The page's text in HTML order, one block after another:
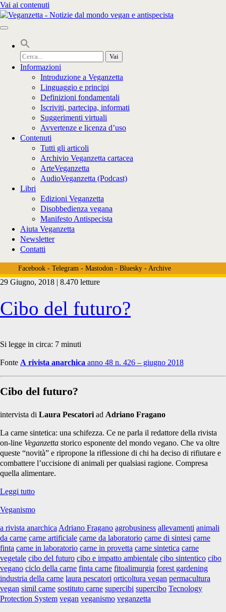
Vai ai contenuti
Cerca
per:
Informazioni
Introduzione a Veganzetta
Linguaggio e principi
Definizioni fondamentali
Iscriviti, partecipa, informati
Suggerimenti virtuali
Avvertenze e licenza d’uso
Contenuti
Tutti gli articoli
Archivio Veganzetta cartacea
ArteVeganzetta
AudioVeganzetta (Podcast)
Libri
Edizioni Veganzetta
Disobbedienza vegana
Manifesto Antispecista
Aiuta Veganzetta
Newsletter
Contatti
Facebook- Telegram- Mastodon- Bluesky- Archive
Tag:
<span>finta
carne</span>
29 Giugno, 2018 | 8.470 letture
Cibo del futuro?
Si legge in circa: 7 minuti
Fonte A rivista anarchica anno 48 n. 426 – giugno 2018
Cibo del futuro?
intervista di Laura Pescatori ad Adriano Fragano
La carne sintetica: una schifezza. Ce ne parla il redattore della rivista
on-line Veganzetta storico esponente del mondo vegano. Che va oltre
queste “novità” e ripropone la riflessione di chi ha deciso di rifiutare e
combattere l’uccisione di animali per qualsiasi ragione. Compresa
quella alimentare.
Leggi tuttoCibo
futuro?
Veganismo
a rivista anarchica Adriano Fragano agrobusiness allevamenti animali
da carne carne artificiale carne da laboratorio carne di sintesi carne
finta carne in laboratorio carne in provetta carne sintetica carne
vegetale cibo del futuro cibo e impatto ambientale cibo sintentico cibo
vegano ciclo della carne finta carne fitoalimurgia forest gardening
industria della carne laura pescatori orticoltura vegan permacultura
vegan simil carne sostituto carne supercibi supercibo Tecnology
Protection System vegan veganismo veganzetta